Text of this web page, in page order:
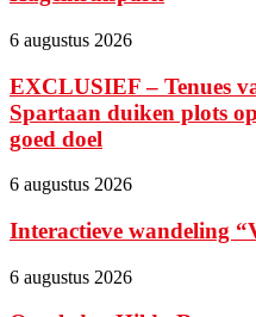
6 augustus 2026
EXCLUSIEF – Tenues
Spartaan duiken plots
goed doel
6 augustus 2026
Interactieve wandeling
6 augustus 2026